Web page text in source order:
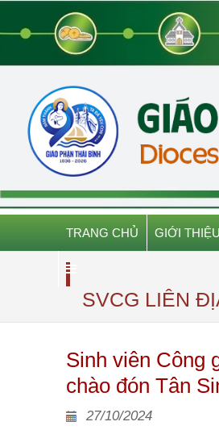
TRANG CHỦ GIỚI THIỆU
SVCG LIÊN
Sinh viên Công
chào đón Tân
27/10/2024